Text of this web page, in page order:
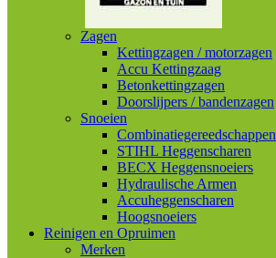
Zagen
Kettingzagen / motorzagen
Accu Kettingzaag
Betonkettingzagen
Doorslijpers / bandenzagen
Snoeien
Combinatiegereedschappen
STIHL Heggenscharen
BECX Heggensnoeiers
Hydraulische Armen
Accuheggenscharen
Hoogsnoeiers
Reinigen en Opruimen
Merken